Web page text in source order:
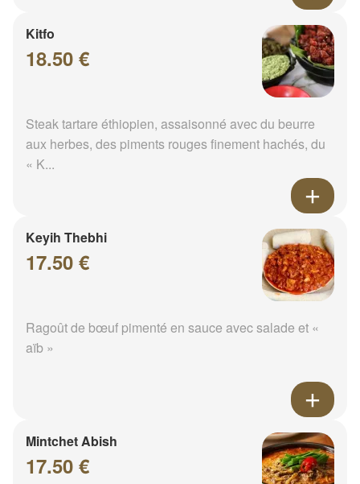
Kitfo
18.50 €
Steak tartare éthiopien, assaisonné avec du beurre
aux herbes, des piments rouges finement hachés, du
« K...
Keyih Thebhi
17.50 €
Ragoût de bœuf pimenté en sauce avec salade et «
aïb »
Mintchet Abish
17.50 €